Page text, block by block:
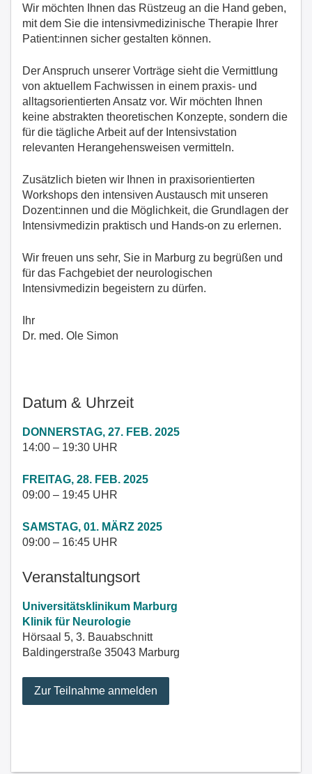
Wir möchten Ihnen das Rüstzeug an die Hand geben,
mit dem Sie die intensivmedizinische Therapie Ihrer
Patient:innen sicher gestalten können.
Der Anspruch unserer Vorträge sieht die Vermittlung
von aktuellem Fachwissen in einem praxis- und
alltagsorientierten Ansatz vor. Wir möchten Ihnen
keine abstrakten theoretischen Konzepte, sondern die
für die tägliche Arbeit auf der Intensivstation
relevanten Herangehensweisen vermitteln.
Zusätzlich bieten wir Ihnen in praxisorientierten
Workshops den intensiven Austausch mit unseren
Dozent:innen und die Möglichkeit, die Grundlagen der
Intensivmedizin praktisch und Hands-on zu erlernen.
Wir freuen uns sehr, Sie in Marburg zu begrüßen und
für das Fachgebiet der neurologischen
Intensivmedizin begeistern zu dürfen.
Ihr
Dr. med. Ole Simon
Datum & Uhrzeit
DONNERSTAG, 27. FEB. 2025
14:00 – 19:30 UHR
FREITAG, 28. FEB. 2025
09:00 – 19:45 UHR
SAMSTAG, 01. MÄRZ 2025
09:00 – 16:45 UHR
Veranstaltungsort
Universitätsklinikum Marburg
Klinik für Neurologie
Hörsaal 5, 3. Bauabschnitt
Baldingerstraße 35043 Marburg
Zur Teilnahme anmelden